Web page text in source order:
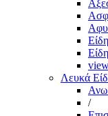
Λευκά
/